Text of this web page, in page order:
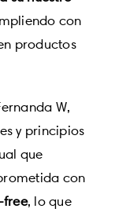
con
productos
W,
y principios
que
con
free, lo que